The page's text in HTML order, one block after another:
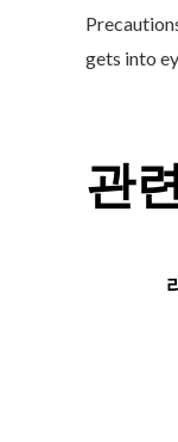
gets into
관